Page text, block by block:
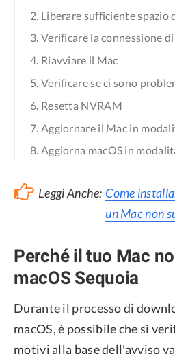
2. Liberare sufficiente spazio
3. Verificare la connessione
4. Riavviare il Mac
5. Verificare se ci sono
6. Resetta NVRAM
7. Aggiornare il Mac in
8. Aggiorna macOS in
Leggi Anche: Come
un Mac non
Perché il tuo Mac
macOS Sequoia
Durante il processo di
macOS, è possibile che si
motivi alla base dell'avviso